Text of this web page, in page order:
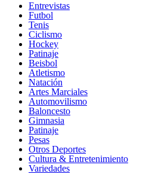
Entrevistas
Futbol
Tenis
Ciclismo
Hockey
Patinaje
Beisbol
Atletismo
Natación
Artes Marciales
Automovilismo
Baloncesto
Gimnasia
Patinaje
Pesas
Otros Deportes
Cultura & Entretenimiento
Variedades